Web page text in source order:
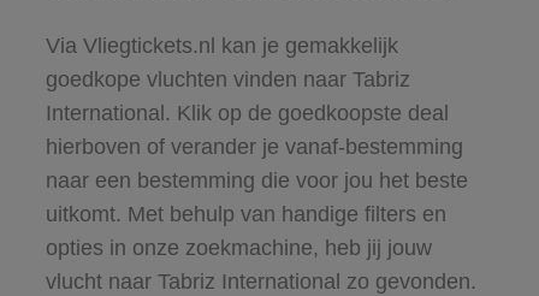
Via Vliegtickets.nl kan je gemakkelijk
goedkope vluchten vinden naar Tabriz
International. Klik op de goedkoopste deal
hierboven of verander je vanaf-bestemming
naar een bestemming die voor jou het beste
uitkomt. Met behulp van handige filters en
opties in onze zoekmachine, heb jij jouw
vlucht naar Tabriz International zo gevonden.